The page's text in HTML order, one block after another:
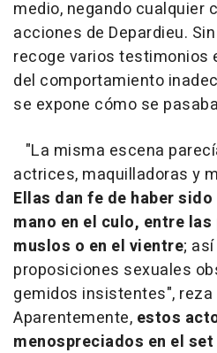
medio, negando cualquier
acciones de Depardieu.
recoge varios testimonios
del comportamiento
se expone cómo se
"La misma escena
actrices, maquilladoras y
Ellas dan fe de haber
mano en el culo, entre
muslos o en el vientre;
proposiciones sexuales
gemidos insistentes", reza
Aparentemente, estos
menospreciados en el